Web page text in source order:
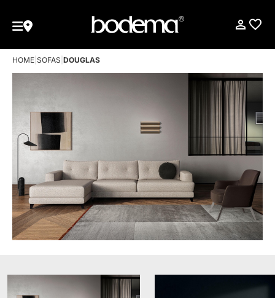
HOME SOFAS DOUGLAS